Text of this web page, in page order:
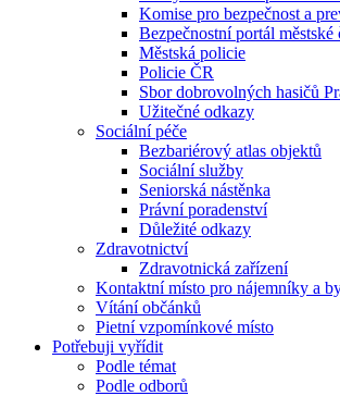
Komise pro bezpečnost a
Bezpečnostní portál městské
Městská policie
Policie ČR
Sbor dobrovolných hasičů
Užitečné odkazy
Sociální péče
Bezbariérový atlas objektů
Sociální služby
Seniorská nástěnka
Právní poradenství
Důležité odkazy
Zdravotnictví
Zdravotnická zařízení
Kontaktní místo pro nájemníky a
Vítání občánků
Pietní vzpomínkové místo
Potřebuji vyřídit
Podle témat
Podle odborů